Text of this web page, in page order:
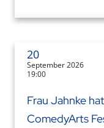
20
September 2026
19:00
Frau Jahnke
ComedyArts